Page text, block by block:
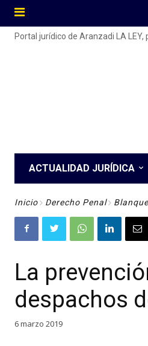
Portal jurídico de Aranzadi LA
ACTUALIDAD JURÍDICA
Inicio Derecho Penal
La
despachos
6 marzo 2019